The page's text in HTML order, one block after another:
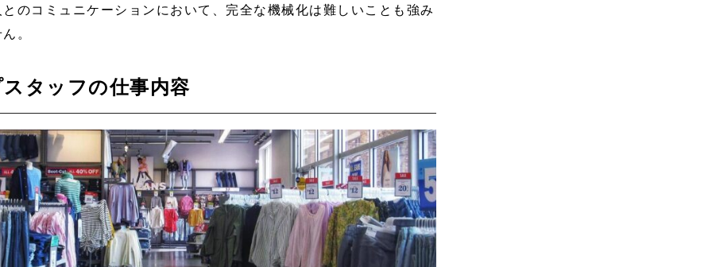
のコミュニケーションにおいて、完全な機械化は難しいことも強み
。
タッフの仕事内容